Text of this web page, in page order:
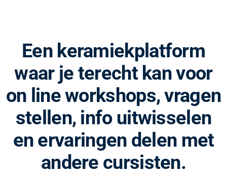
Een keramiekplatform
waar je terecht kan voor
on line workshops, vragen
stellen, info uitwisselen
en ervaringen delen met
andere cursisten.